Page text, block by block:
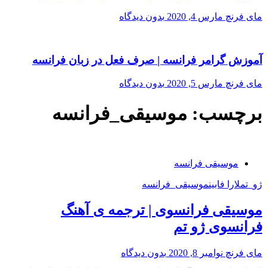
مای فرنچ مارس 4, 2020 بدون دیدگاه
آموزش گرامر فرانسه | صرف فعل در زبان فرانسه
مای فرنچ مارس 5, 2020 بدون دیدگاه
برچسب: موسیقی_فرانسه
موسیقی فرانسه
ژو_تملارا فابینموسیقی_فرانسه
موسیقی فرانسوی | ترجمه ی آهنگ
فرانسوی ژو تم
مای فرنچ نوامبر 8, 2020 بدون دیدگاه